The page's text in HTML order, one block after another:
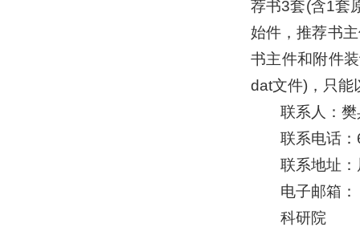
荐书3套(含1套
始件，推荐书
书主件和附件
dat文件)，只能
联系人：
联系电话
联系地址
电子邮箱：
科研院